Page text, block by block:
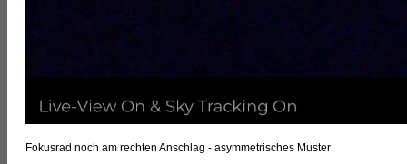
Fokusrad noch am rechten Anschlag - asymmetrisches Muster